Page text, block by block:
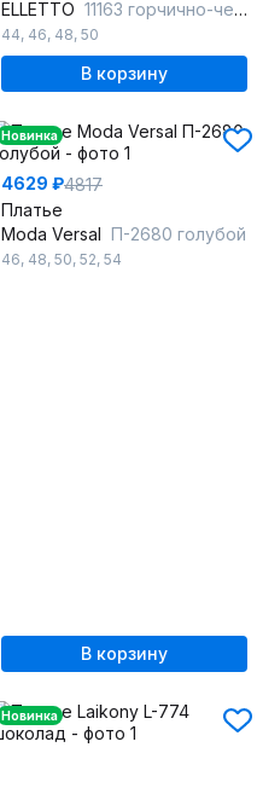
ELLETTO 11163 горчично-черный
44, 46, 48, 50
В корзину
Новинка
4629 ₽4817
Платье
Moda Versal П-2680 голубой
46, 48, 50, 52, 54
В корзину
Новинка